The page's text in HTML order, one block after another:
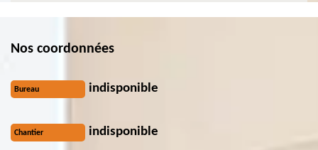
Nos coordonnées
Bureau indisponible
Chantier indisponible